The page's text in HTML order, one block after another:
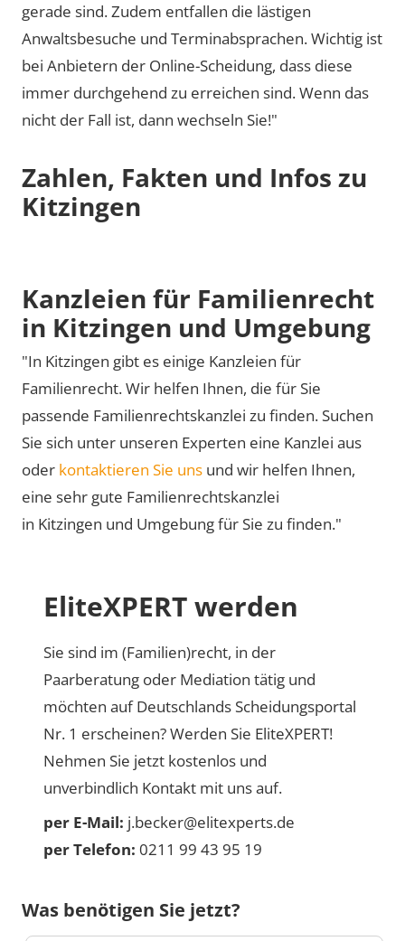
gerade sind. Zudem entfallen die lästigen
Anwaltsbesuche und Terminabsprachen. Wichtig ist
bei Anbietern der Online-Scheidung, dass diese
immer durchgehend zu erreichen sind. Wenn das
nicht der Fall ist, dann wechseln Sie!"
Zahlen, Fakten und Infos zu
Kitzingen
Kanzleien für Familienrecht
in Kitzingen und Umgebung
"In Kitzingen gibt es einige Kanzleien für
Familienrecht. Wir helfen Ihnen, die für Sie
passende Familienrechtskanzlei zu finden. Suchen
Sie sich unter unseren Experten eine Kanzlei aus
oder kontaktieren Sie uns und wir helfen Ihnen,
eine sehr gute Familienrechtskanzlei
in Kitzingen und Umgebung für Sie zu finden."
EliteXPERT werden
Sie sind im (Familien)recht, in der
Paarberatung oder Mediation tätig und
möchten auf Deutschlands Scheidungsportal
Nr. 1 erscheinen? Werden Sie EliteXPERT!
Nehmen Sie jetzt kostenlos und
unverbindlich Kontakt mit uns auf.
per E-Mail: j.becker@elitexperts.de
per Telefon: 0211 99 43 95 19
Was benötigen Sie jetzt?